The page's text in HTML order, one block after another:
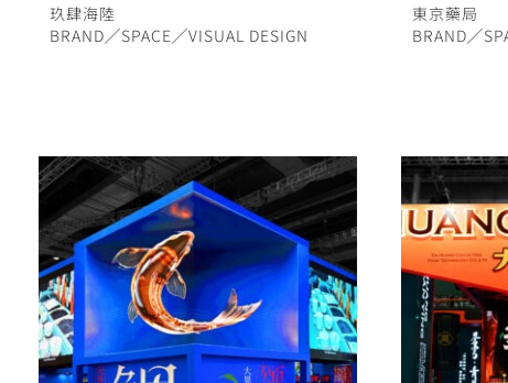
玖肆海陸
BRAND╱SPACE ╱VISUAL DESIGN
東京藥局
BRAND╱